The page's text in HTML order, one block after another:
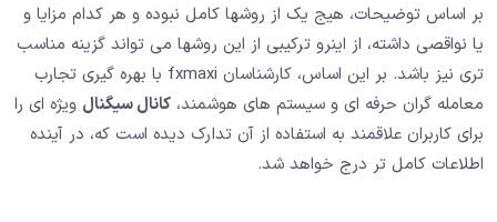
بر اساس توضیحات، هیج یک از روشها کامل نبوده و هر کدام مزایا و
یا نواقصی داشته‌، از اینرو ترکیبی از این روشها می تواند گزینه مناسب
تری نیز باشد. بر این اساس، کارشناسان fxmaxi با بهره گیری تجارب
معامله گران حرفه ای و سیستم های هوشمند، کانال سیگنال ویژه ای را
برای کاربران علاقمند به استفاده از آن تدارک دیده است که، در آینده
اطلاعات کامل تر درج خواهد شد.